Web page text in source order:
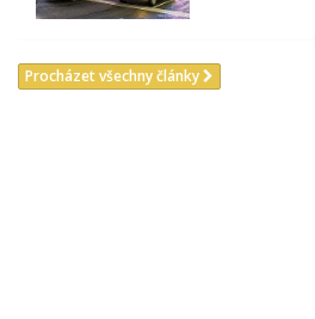
Procházet všechny články